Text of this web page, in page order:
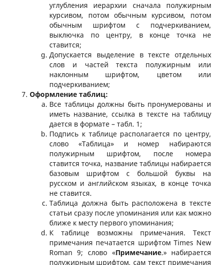
углубления иерархии сначала полужирным
курсивом, потом обычным курсивом, потом
обычным шрифтом с подчеркиванием,
выключка по центру, в конце точка не
ставится;
Допускается выделение в тексте отдельных
слов и частей текста полужирным или
наклонным шрифтом, цветом или
подчеркиванием;
Оформление таблиц:
Все таблицы должны быть пронумерованы и
иметь название, ссылка в тексте на таблицу
дается в формате – табл. 1;
Подпись к таблице располагается по центру,
слово «Таблица» и номер набираются
полужирным шрифтом, после номера
ставится точка, название таблицы набирается
базовым шрифтом с большой буквы на
русском и английском языках, в конце точка
не ставится.
Таблица должна быть расположена в тексте
статьи сразу после упоминания или как можно
ближе к месту первого упоминания;
К таблице возможны примечания. Текст
примечания печатается шрифтом Times New
Roman 9; слово «Примечание.» набирается
полужирным шрифтом, сам текст примечания